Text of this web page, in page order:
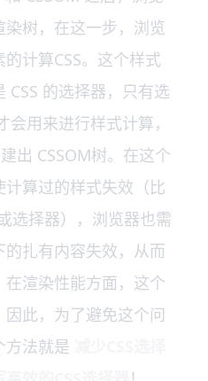
树，在这一步，浏览
计算CSS。这个样式
CSS 的选择器，只有选
会用来进行样式计算，
出 CSSOM树。在这个
算过的样式失效（比
选择器），浏览器也需
扎有内容失效，从而
渲染性能方面，这个
此，为了避免这个问
方法就是